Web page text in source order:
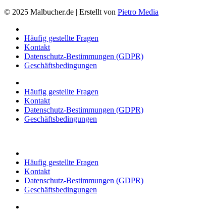
© 2025 Malbucher.de | Erstellt von Pietro Media
Häufig gestellte Fragen
Kontakt
Datenschutz-Bestimmungen (GDPR)
Geschäftsbedingungen
Häufig gestellte Fragen
Kontakt
Datenschutz-Bestimmungen (GDPR)
Geschäftsbedingungen
Häufig gestellte Fragen
Kontakt
Datenschutz-Bestimmungen (GDPR)
Geschäftsbedingungen